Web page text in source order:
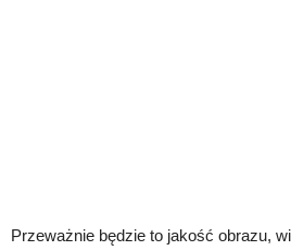
Przeważnie będzie to jakość obrazu,